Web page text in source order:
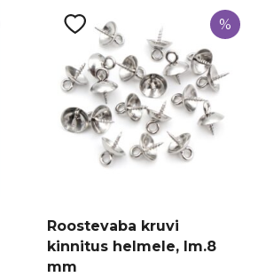
%
Roostevaba kruvi
kinnitus helmele, lm.8
mm